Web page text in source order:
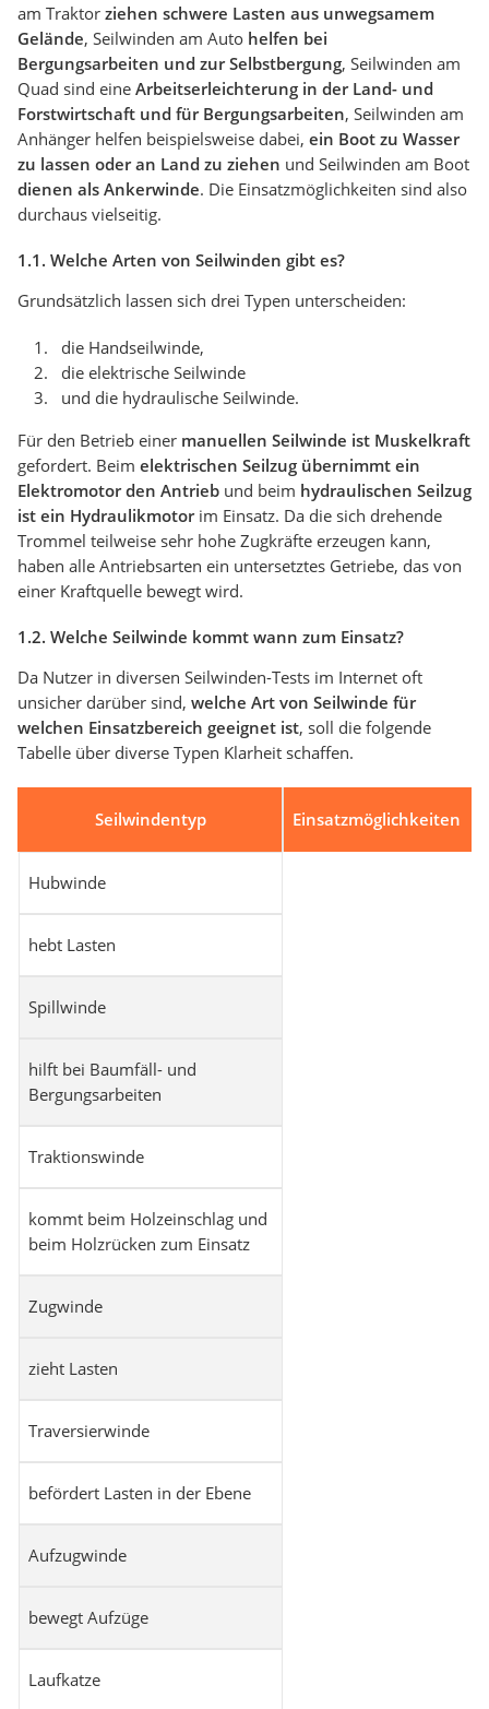
am Traktor ziehen schwere Lasten aus unwegsamem
Gelände, Seilwinden am Auto helfen bei
Bergungsarbeiten und zur Selbstbergung, Seilwinden am
Quad sind eine Arbeitserleichterung in der Land- und
Forstwirtschaft und für Bergungsarbeiten, Seilwinden am
Anhänger helfen beispielsweise dabei, ein Boot zu Wasser
zu lassen oder an Land zu ziehen und Seilwinden am Boot
dienen als Ankerwinde. Die Einsatzmöglichkeiten sind also
durchaus vielseitig.
1.1. Welche Arten von Seilwinden gibt es?
Grundsätzlich lassen sich drei Typen unterscheiden:
die Handseilwinde,
die elektrische Seilwinde
und die hydraulische Seilwinde.
Für den Betrieb einer manuellen Seilwinde ist Muskelkraft
gefordert. Beim elektrischen Seilzug übernimmt ein
Elektromotor den Antrieb und beim hydraulischen Seilzug
ist ein Hydraulikmotorim Einsatz. Da die sich drehende
Trommel teilweise sehr hohe Zugkräfte erzeugen kann,
haben alle Antriebsarten ein untersetztes Getriebe, das von
einer Kraftquelle bewegt wird.
1.2. Welche Seilwinde kommt wann zum Einsatz?
Da Nutzer in diversen Seilwinden-Tests im Internet oft
unsicher darüber sind, welche Art von Seilwinde für
welchen Einsatzbereich geeignet ist, soll die folgende
Tabelle über diverse Typen Klarheit schaffen.
Seilwindentyp Einsatzmöglichkeiten
Hubwinde
hebt Lasten
Spillwinde
hilft bei Baumfäll- und
Bergungsarbeiten
Traktionswinde
kommt beim Holzeinschlag und
beim Holzrücken zum Einsatz
Zugwinde
zieht Lasten
Traversierwinde
befördert Lasten in der Ebene
Aufzugwinde
bewegt Aufzüge
Laufkatze